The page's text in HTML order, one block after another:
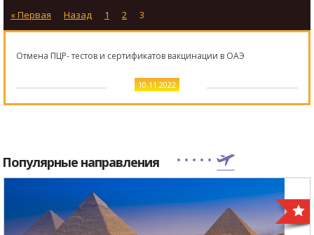
« Первая Назад 1 2 3
Отмена ПЦР- тестов и сертификатов вакцинации в ОАЭ
10.11.2022
Популярные направления